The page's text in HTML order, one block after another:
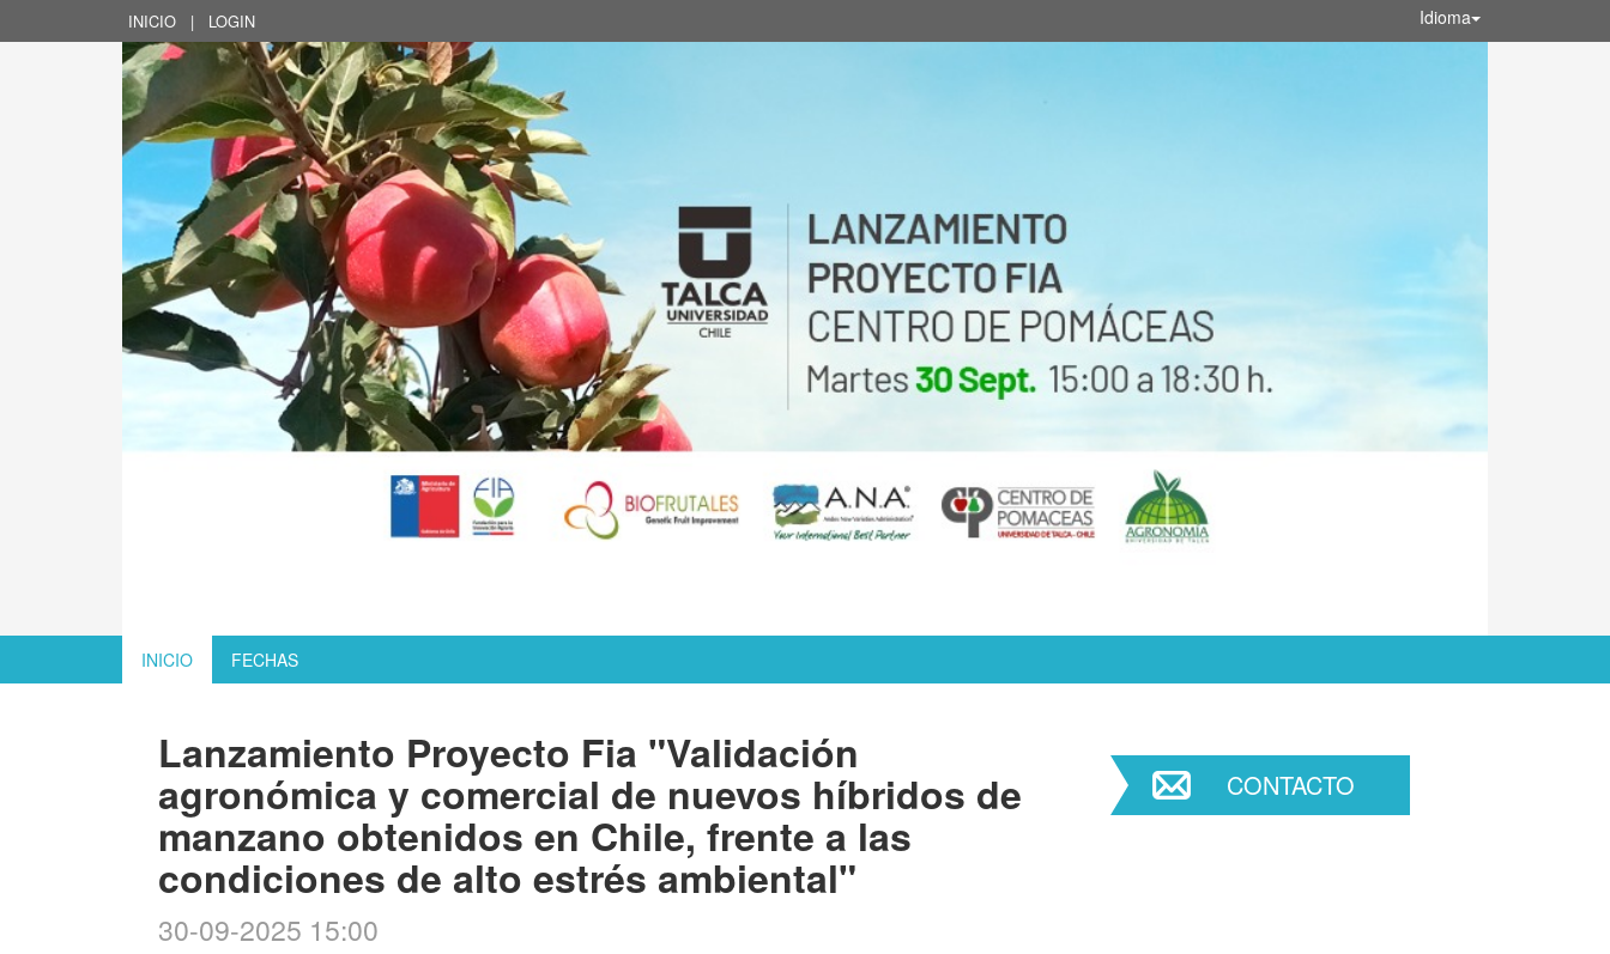
INICIO | LOGIN Idioma
INICIO FECHAS
Lanzamiento Proyecto Fia "Validación
agronómica y comercial de nuevos híbridos de
manzano obtenidos en Chile, frente a las
condiciones de alto estrés ambiental"
30-09-2025 15:00
CONTACTO